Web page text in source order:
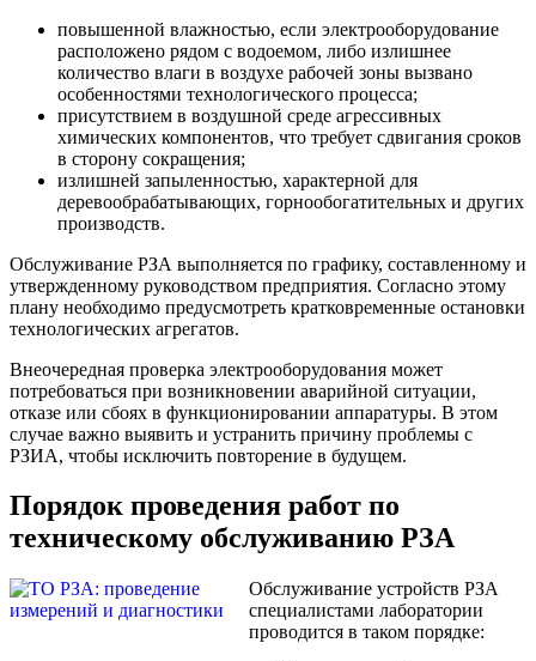
повышенной влажностью, если электрооборудование
расположено рядом с водоемом, либо излишнее
количество влаги в воздухе рабочей зоны вызвано
особенностями технологического процесса;
присутствием в воздушной среде агрессивных
химических компонентов, что требует сдвигания сроков
в сторону сокращения;
излишней запыленностью, характерной для
деревообрабатывающих, горнообогатительных и других
производств.
Обслуживание РЗА выполняется по графику, составленному и
утвержденному руководством предприятия. Согласно этому
плану необходимо предусмотреть кратковременные остановки
технологических агрегатов.
Внеочередная проверка электрооборудования может
потребоваться при возникновении аварийной ситуации,
отказе или сбоях в функционировании аппаратуры. В этом
случае важно выявить и устранить причину проблемы с
РЗИА, чтобы исключить повторение в будущем.
Порядок проведения работ по
техническому обслуживанию РЗА
Обслуживание устройств РЗА
специалистами лаборатории
проводится в таком порядке: